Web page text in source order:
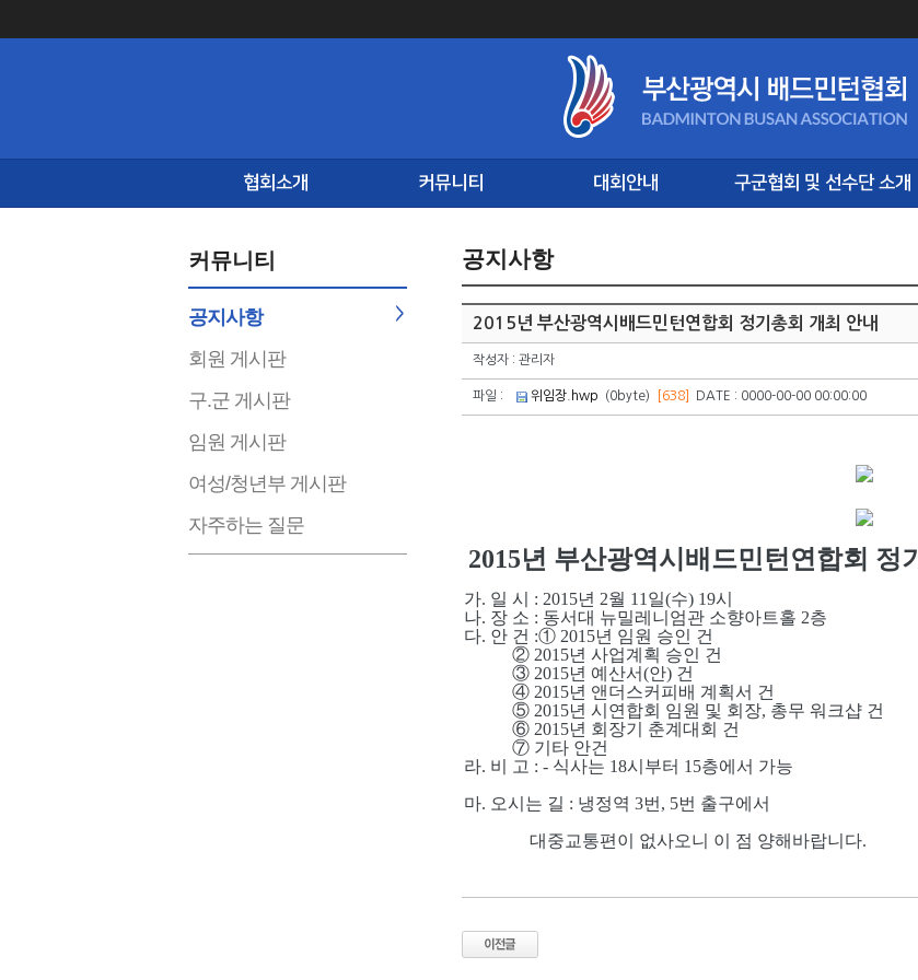
협회소개 커뮤니티 대회안내 구군협회 및 선수단 소개
커뮤니티
공지사항
회원 게시판
구.군 게시판
임원 게시판
여성/청년부 게시판
자주하는 질문
공지사항
2015년 부산광역시배드민턴연합회 정기총회 개최 안내
작성자 : 관리자
파일 : 위임장.hwp (0byte) [638] DATE : 0000-00-00 00:00:00
2015년 부산광역시배드민턴연합회 정기
가. 일 시 : 2015년 2월 11일(수) 19시
나. 장 소 : 동서대 뉴밀레니엄관 소향아트홀 2층
다. 안 건 :① 2015년 임원 승인 건
② 2015년 사업계획 승인 건
③ 2015년 예산서(안) 건
④ 2015년 앤더스커피배 계획서 건
⑤ 2015년 시연합회 임원 및 회장, 총무 워크샵 건
⑥ 2015년 회장기 춘계대회 건
⑦ 기타 안건
라. 비 고 : - 식사는 18시부터 15층에서 가능
마. 오시는 길 : 냉정역 3번, 5번 출구에서
대중교통편이 없사오니 이 점 양해바랍니다.